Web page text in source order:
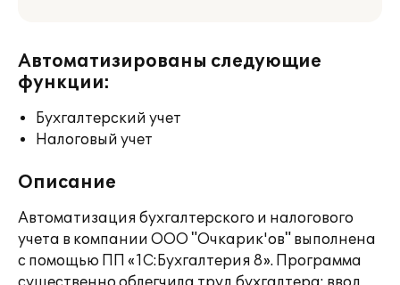
Автоматизированы следующие
функции:
Бухгалтерский учет
Налоговый учет
Описание
Автоматизация бухгалтерского и налогового
учета в компании ООО "Очкарик'ов" выполнена
с помощью ПП «1С:Бухгалтерия 8». Программа